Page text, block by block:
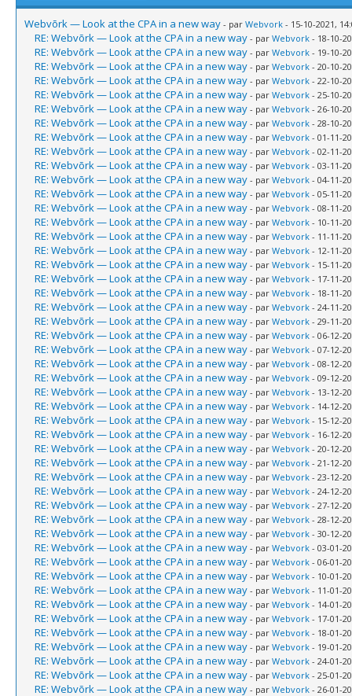
Webvõrk — Look at the CPA in a new way - par Webvork - 15-10-2021,
RE: Webvõrk — Look at the CPA in a new way - par Webvork - 18-10-
RE: Webvõrk — Look at the CPA in a new way - par Webvork - 19-10-
RE: Webvõrk — Look at the CPA in a new way - par Webvork - 20-10-
RE: Webvõrk — Look at the CPA in a new way - par Webvork - 22-10-
RE: Webvõrk — Look at the CPA in a new way - par Webvork - 25-10-
RE: Webvõrk — Look at the CPA in a new way - par Webvork - 26-10-
RE: Webvõrk — Look at the CPA in a new way - par Webvork - 28-10-
RE: Webvõrk — Look at the CPA in a new way - par Webvork - 01-11-
RE: Webvõrk — Look at the CPA in a new way - par Webvork - 02-11-
RE: Webvõrk — Look at the CPA in a new way - par Webvork - 03-11-
RE: Webvõrk — Look at the CPA in a new way - par Webvork - 04-11-
RE: Webvõrk — Look at the CPA in a new way - par Webvork - 05-11-
RE: Webvõrk — Look at the CPA in a new way - par Webvork - 08-11-
RE: Webvõrk — Look at the CPA in a new way - par Webvork - 10-11-
RE: Webvõrk — Look at the CPA in a new way - par Webvork - 11-11-
RE: Webvõrk — Look at the CPA in a new way - par Webvork - 12-11-
RE: Webvõrk — Look at the CPA in a new way - par Webvork - 15-11-
RE: Webvõrk — Look at the CPA in a new way - par Webvork - 17-11-
RE: Webvõrk — Look at the CPA in a new way - par Webvork - 18-11-
RE: Webvõrk — Look at the CPA in a new way - par Webvork - 24-11-
RE: Webvõrk — Look at the CPA in a new way - par Webvork - 29-11-
RE: Webvõrk — Look at the CPA in a new way - par Webvork - 06-12-
RE: Webvõrk — Look at the CPA in a new way - par Webvork - 07-12-
RE: Webvõrk — Look at the CPA in a new way - par Webvork - 08-12-
RE: Webvõrk — Look at the CPA in a new way - par Webvork - 09-12-
RE: Webvõrk — Look at the CPA in a new way - par Webvork - 13-12-
RE: Webvõrk — Look at the CPA in a new way - par Webvork - 14-12-
RE: Webvõrk — Look at the CPA in a new way - par Webvork - 15-12-
RE: Webvõrk — Look at the CPA in a new way - par Webvork - 16-12-
RE: Webvõrk — Look at the CPA in a new way - par Webvork - 20-12-
RE: Webvõrk — Look at the CPA in a new way - par Webvork - 21-12-
RE: Webvõrk — Look at the CPA in a new way - par Webvork - 23-12-
RE: Webvõrk — Look at the CPA in a new way - par Webvork - 24-12-
RE: Webvõrk — Look at the CPA in a new way - par Webvork - 27-12-
RE: Webvõrk — Look at the CPA in a new way - par Webvork - 28-12-
RE: Webvõrk — Look at the CPA in a new way - par Webvork - 30-12-
RE: Webvõrk — Look at the CPA in a new way - par Webvork - 03-01-
RE: Webvõrk — Look at the CPA in a new way - par Webvork - 06-01-
RE: Webvõrk — Look at the CPA in a new way - par Webvork - 10-01-
RE: Webvõrk — Look at the CPA in a new way - par Webvork - 11-01-
RE: Webvõrk — Look at the CPA in a new way - par Webvork - 14-01-
RE: Webvõrk — Look at the CPA in a new way - par Webvork - 17-01-
RE: Webvõrk — Look at the CPA in a new way - par Webvork - 18-01-
RE: Webvõrk — Look at the CPA in a new way - par Webvork - 19-01-
RE: Webvõrk — Look at the CPA in a new way - par Webvork - 24-01-
RE: Webvõrk — Look at the CPA in a new way - par Webvork - 25-01-
RE: Webvõrk — Look at the CPA in a new way - par Webvork - 26-01-